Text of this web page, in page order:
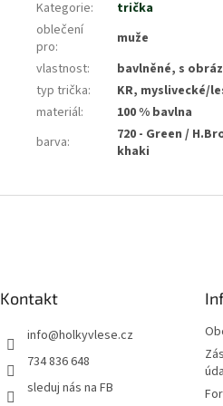
Kategorie:
trička
oblečení
pro:
muže
vlastnost:
bavlněné, s
typ trička:
KR, myslivecké/
materiál:
100 % bavlna
barva:
720 - Green /
khaki
Kontakt
info@holkyvlese.cz
734 836 648
sleduj nás na FB